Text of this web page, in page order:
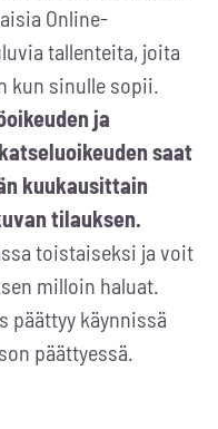
Online-
tallenteita, joita
kun sinulle sopii.
ja
saat
kuukausittain
tilauksen.
toistaiseksi ja voit
milloin haluat.
päättyy käynnissä
päättyessä.